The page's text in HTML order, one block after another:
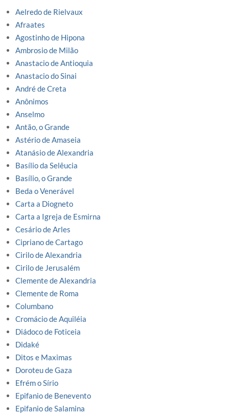
Aelredo de Rielvaux
Afraates
Agostinho de Hipona
Ambrosio de Milão
Anastacio de Antioquia
Anastacio do Sinai
André de Creta
Anônimos
Anselmo
Antão, o Grande
Astério de Amaseia
Atanásio de Alexandria
Basílio da Selêucia
Basílio, o Grande
Beda o Venerável
Carta a Diogneto
Carta a Igreja de Esmirna
Cesário de Arles
Cipriano de Cartago
Cirilo de Alexandria
Cirilo de Jerusalém
Clemente de Alexandria
Clemente de Roma
Columbano
Cromácio de Aquiléia
Diádoco de Foticeia
Didaké
Ditos e Maximas
Doroteu de Gaza
Efrém o Sírio
Epifanio de Benevento
Epifanio de Salamina